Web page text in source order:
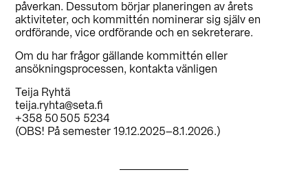
påverkan. Dessutom börjar planeringen av årets
aktiviteter, och kommittén nominerar sig själv en
ordförande, vice ordförande och en sekreterare.
Om du har frågor gällande kommittén eller
ansökningsprocessen, kontakta vänligen
Teija Ryhtä
teija.ryhta@seta.fi
+358 50 505 5234
(OBS! På semester 19.12.2025–8.1.2026.)